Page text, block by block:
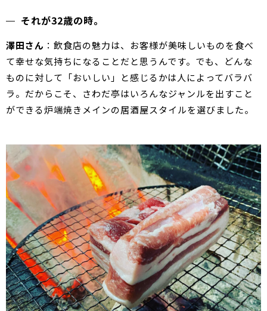
それが32歳の時。
澤田さん ：飲食店の魅力は、お客様が美味しいものを食べ
て幸せな気持ちになることだと思うんです。でも、どんな
ものに対して「おいしい」と感じるかは人によってバラバ
ラ。だからこそ、さわだ亭はいろんなジャンルを出すこと
ができる炉端焼きメインの居酒屋スタイルを選びました。